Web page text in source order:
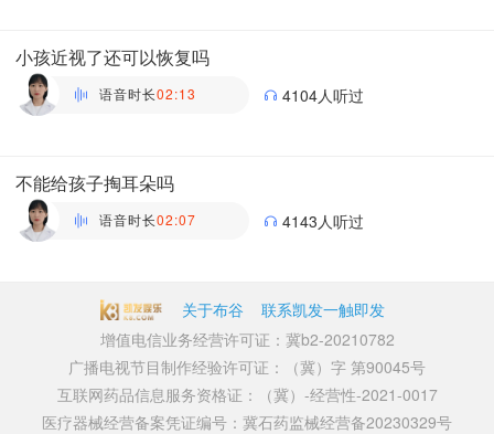
小孩近视了还可以恢复吗
语音时长02:13 4104人听过
不能给孩子掏耳朵吗
语音时长02:07 4143人听过
关于布谷
联系凯发一触即发
增值电信业务经营许可证：冀b2-20210782
广播电视节目制作经验许可证：（冀）字 第90045号
互联网药品信息服务资格证：（冀）-经营性-2021-0017
医疗器械经营备案凭证编号：冀石药监械经营备20230329号